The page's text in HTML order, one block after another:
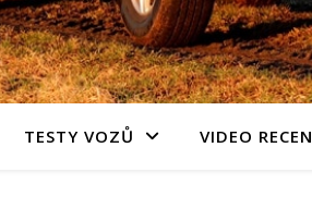
TESTY VOZŮ VIDEO